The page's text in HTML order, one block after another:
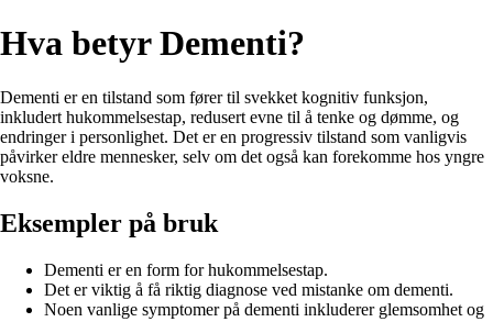
Hva betyr Dementi?
Dementi er en tilstand som fører til svekket kognitiv funksjon,
inkludert hukommelsestap, redusert evne til å tenke og dømme, og
endringer i personlighet. Det er en progressiv tilstand som vanligvis
påvirker eldre mennesker, selv om det også kan forekomme hos yngre
voksne.
Eksempler på bruk
Dementi er en form for hukommelsestap.
Det er viktig å få riktig diagnose ved mistanke om dementi.
Noen vanlige symptomer på dementi inkluderer glemsomhet og